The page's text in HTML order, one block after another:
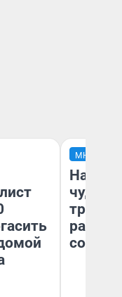
МНЕНИЕ
чудом